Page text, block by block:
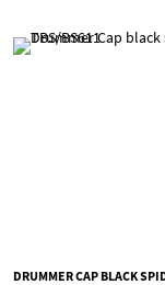
DRUMMER CAP BLACK